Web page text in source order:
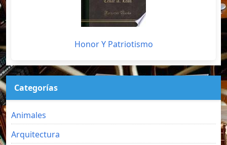
Honor Y Patriotismo
Categorías
Animales
Arquitectura